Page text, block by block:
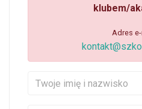
klubem/
Adres